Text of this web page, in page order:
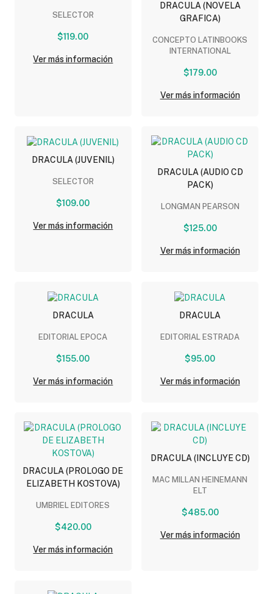
SELECTOR
$119.00
Ver más información
DRACULA (NOVELA
GRAFICA)
CONCEPTO LATINBOOKS
INTERNATIONAL
$179.00
Ver más información
DRACULA (JUVENIL)
SELECTOR
$109.00
Ver más información
DRACULA (AUDIO CD
PACK)
LONGMAN PEARSON
$125.00
Ver más información
DRACULA
EDITORIAL EPOCA
$155.00
Ver más información
DRACULA
EDITORIAL ESTRADA
$95.00
Ver más información
DRACULA (PROLOGO DE
ELIZABETH KOSTOVA)
UMBRIEL EDITORES
$420.00
Ver más información
DRACULA (INCLUYE CD)
MAC MILLAN HEINEMANN
ELT
$485.00
Ver más información